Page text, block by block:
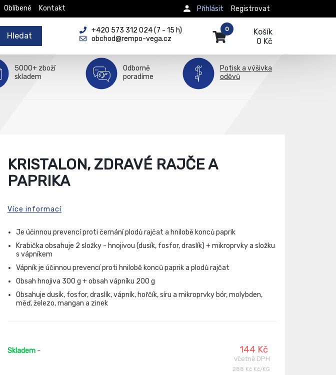
Oblíbené Kontakt Registrovat
Přihlásit
Hledat
+420 573 312 024 (7 - 15 h)
obchod@rempo-vega.cz
Košík
0 Kč
0
5000+ zboží
skladem
Odborně
poradíme
Potisk a výšivka
oděvů
KRISTALON, ZDRAVÉ RAJČE A
PAPRIKA
Více informací
Je účinnou prevencí proti černání plodů rajčat a hnilobě konců paprik
Krabička obsahuje 2 složky - hnojivou (dusík, fosfor, draslík) + mikroprvky a složku
s vápníkem
Vápník je účinnou prevencí proti hnilobě konců paprik a plodů rajčat
Obsah hnojiva 300 g + obsah vápníku 200 g
Obsahuje dusík, fosfor, draslík, vápník, hořčík, síru a mikroprvky bór, molybden,
měď, železo, mangan a zinek
Skladem - 144 Kč
včetně DPH
288 Kč Kč/KG